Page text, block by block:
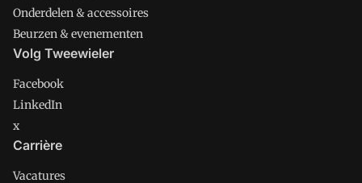
Onderdelen & accessoires
Beurzen & evenementen
Volg Tweewieler
Facebook
LinkedIn
x
Carrière
Vacatures